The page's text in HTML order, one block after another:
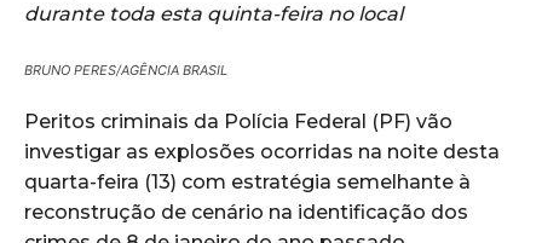
durante toda esta quinta-feira no local
BRUNO PERES/AGÊNCIA BRASIL
Peritos criminais da Polícia Federal (PF) vão
investigar as explosões ocorridas na noite desta
quarta-feira (13) com estratégia semelhante à
reconstrução de cenário na identificação dos